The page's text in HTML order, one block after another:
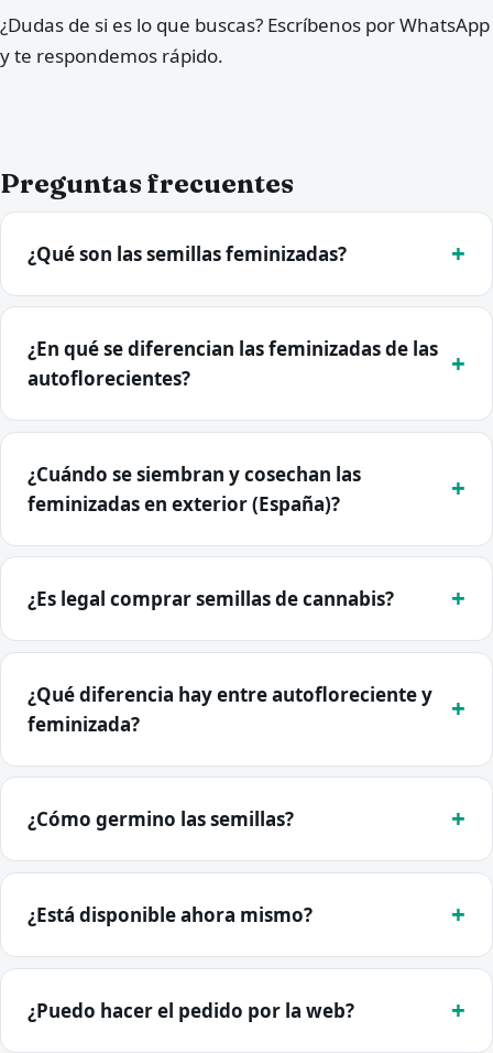
¿Dudas de si es lo que buscas? Escríbenos por WhatsApp
y te respondemos rápido.
Preguntas frecuentes
¿Qué son las semillas feminizadas?
¿En qué se diferencian las feminizadas de las
autoflorecientes?
¿Cuándo se siembran y cosechan las
feminizadas en exterior (España)?
¿Es legal comprar semillas de cannabis?
¿Qué diferencia hay entre autofloreciente y
feminizada?
¿Cómo germino las semillas?
¿Está disponible ahora mismo?
¿Puedo hacer el pedido por la web?